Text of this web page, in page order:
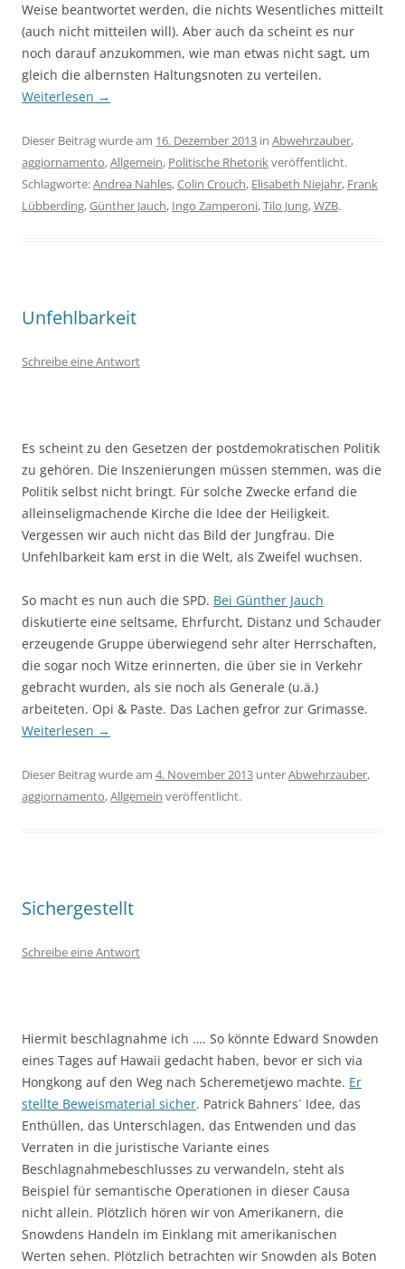
Weise beantwortet werden, die nichts Wesentliches mitteilt
(auch nicht mitteilen will). Aber auch da scheint es nur
noch darauf anzukommen, wie man etwas nicht sagt, um
gleich die albernsten Haltungsnoten zu verteilen.
Weiterlesen →
Dieser Beitrag wurde am 16. Dezember 2013 in Abwehrzauber,
aggiornamento,Allgemein, Politische Rhetorikveröffentlicht.
Schlagworte:Andrea Nahles,Colin Crouch, Elisabeth Niejahr, Frank
Lübberding,Günther Jauch, Ingo Zamperoni,Tilo Jung,WZB.
Unfehlbarkeit
Schreibe eine Antwort
Es scheint zu den Gesetzen der postdemokratischen Politik
zu gehören. Die Inszenierungen müssen stemmen, was die
Politik selbst nicht bringt. Für solche Zwecke erfand die
alleinseligmachende Kirche die Idee der Heiligkeit.
Vergessen wir auch nicht das Bild der Jungfrau. Die
Unfehlbarkeit kam erst in die Welt, als Zweifel wuchsen.
So macht es nun auch die SPD. Bei Günther Jauch
diskutierte eine seltsame, Ehrfurcht, Distanz und Schauder
erzeugende Gruppe überwiegend sehr alter Herrschaften,
die sogar noch Witze erinnerten, die über sie in Verkehr
gebracht wurden, als sie noch als Generale (u.ä.)
arbeiteten. Opi & Paste. Das Lachen gefror zur Grimasse.
Weiterlesen →
Dieser Beitrag wurde am 4. November 2013 unterAbwehrzauber,
aggiornamento,Allgemein veröffentlicht.
Sichergestellt
Schreibe eine Antwort
Hiermit beschlagnahme ich …. So könnte Edward Snowden
eines Tages auf Hawaii gedacht haben, bevor er sich via
Hongkong auf den Weg nach Scheremetjewo machte. Er
stellte Beweismaterial sicher. Patrick Bahners´ Idee, das
Enthüllen, das Unterschlagen, das Entwenden und das
Verraten in die juristische Variante eines
Beschlagnahmebeschlusses zu verwandeln, steht als
Beispiel für semantische Operationen in dieser Causa
nicht allein. Plötzlich hören wir von Amerikanern, die
Snowdens Handeln im Einklang mit amerikanischen
Werten sehen. Plötzlich betrachten wir Snowden als Boten